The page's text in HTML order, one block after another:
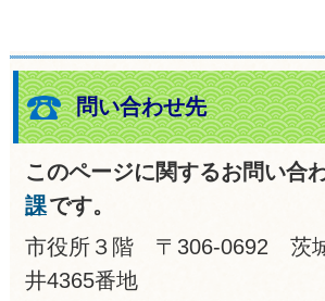
問い合わせ先
このページに関するお問い合
課です。
市役所３階 〒306-0692 茨
井4365番地